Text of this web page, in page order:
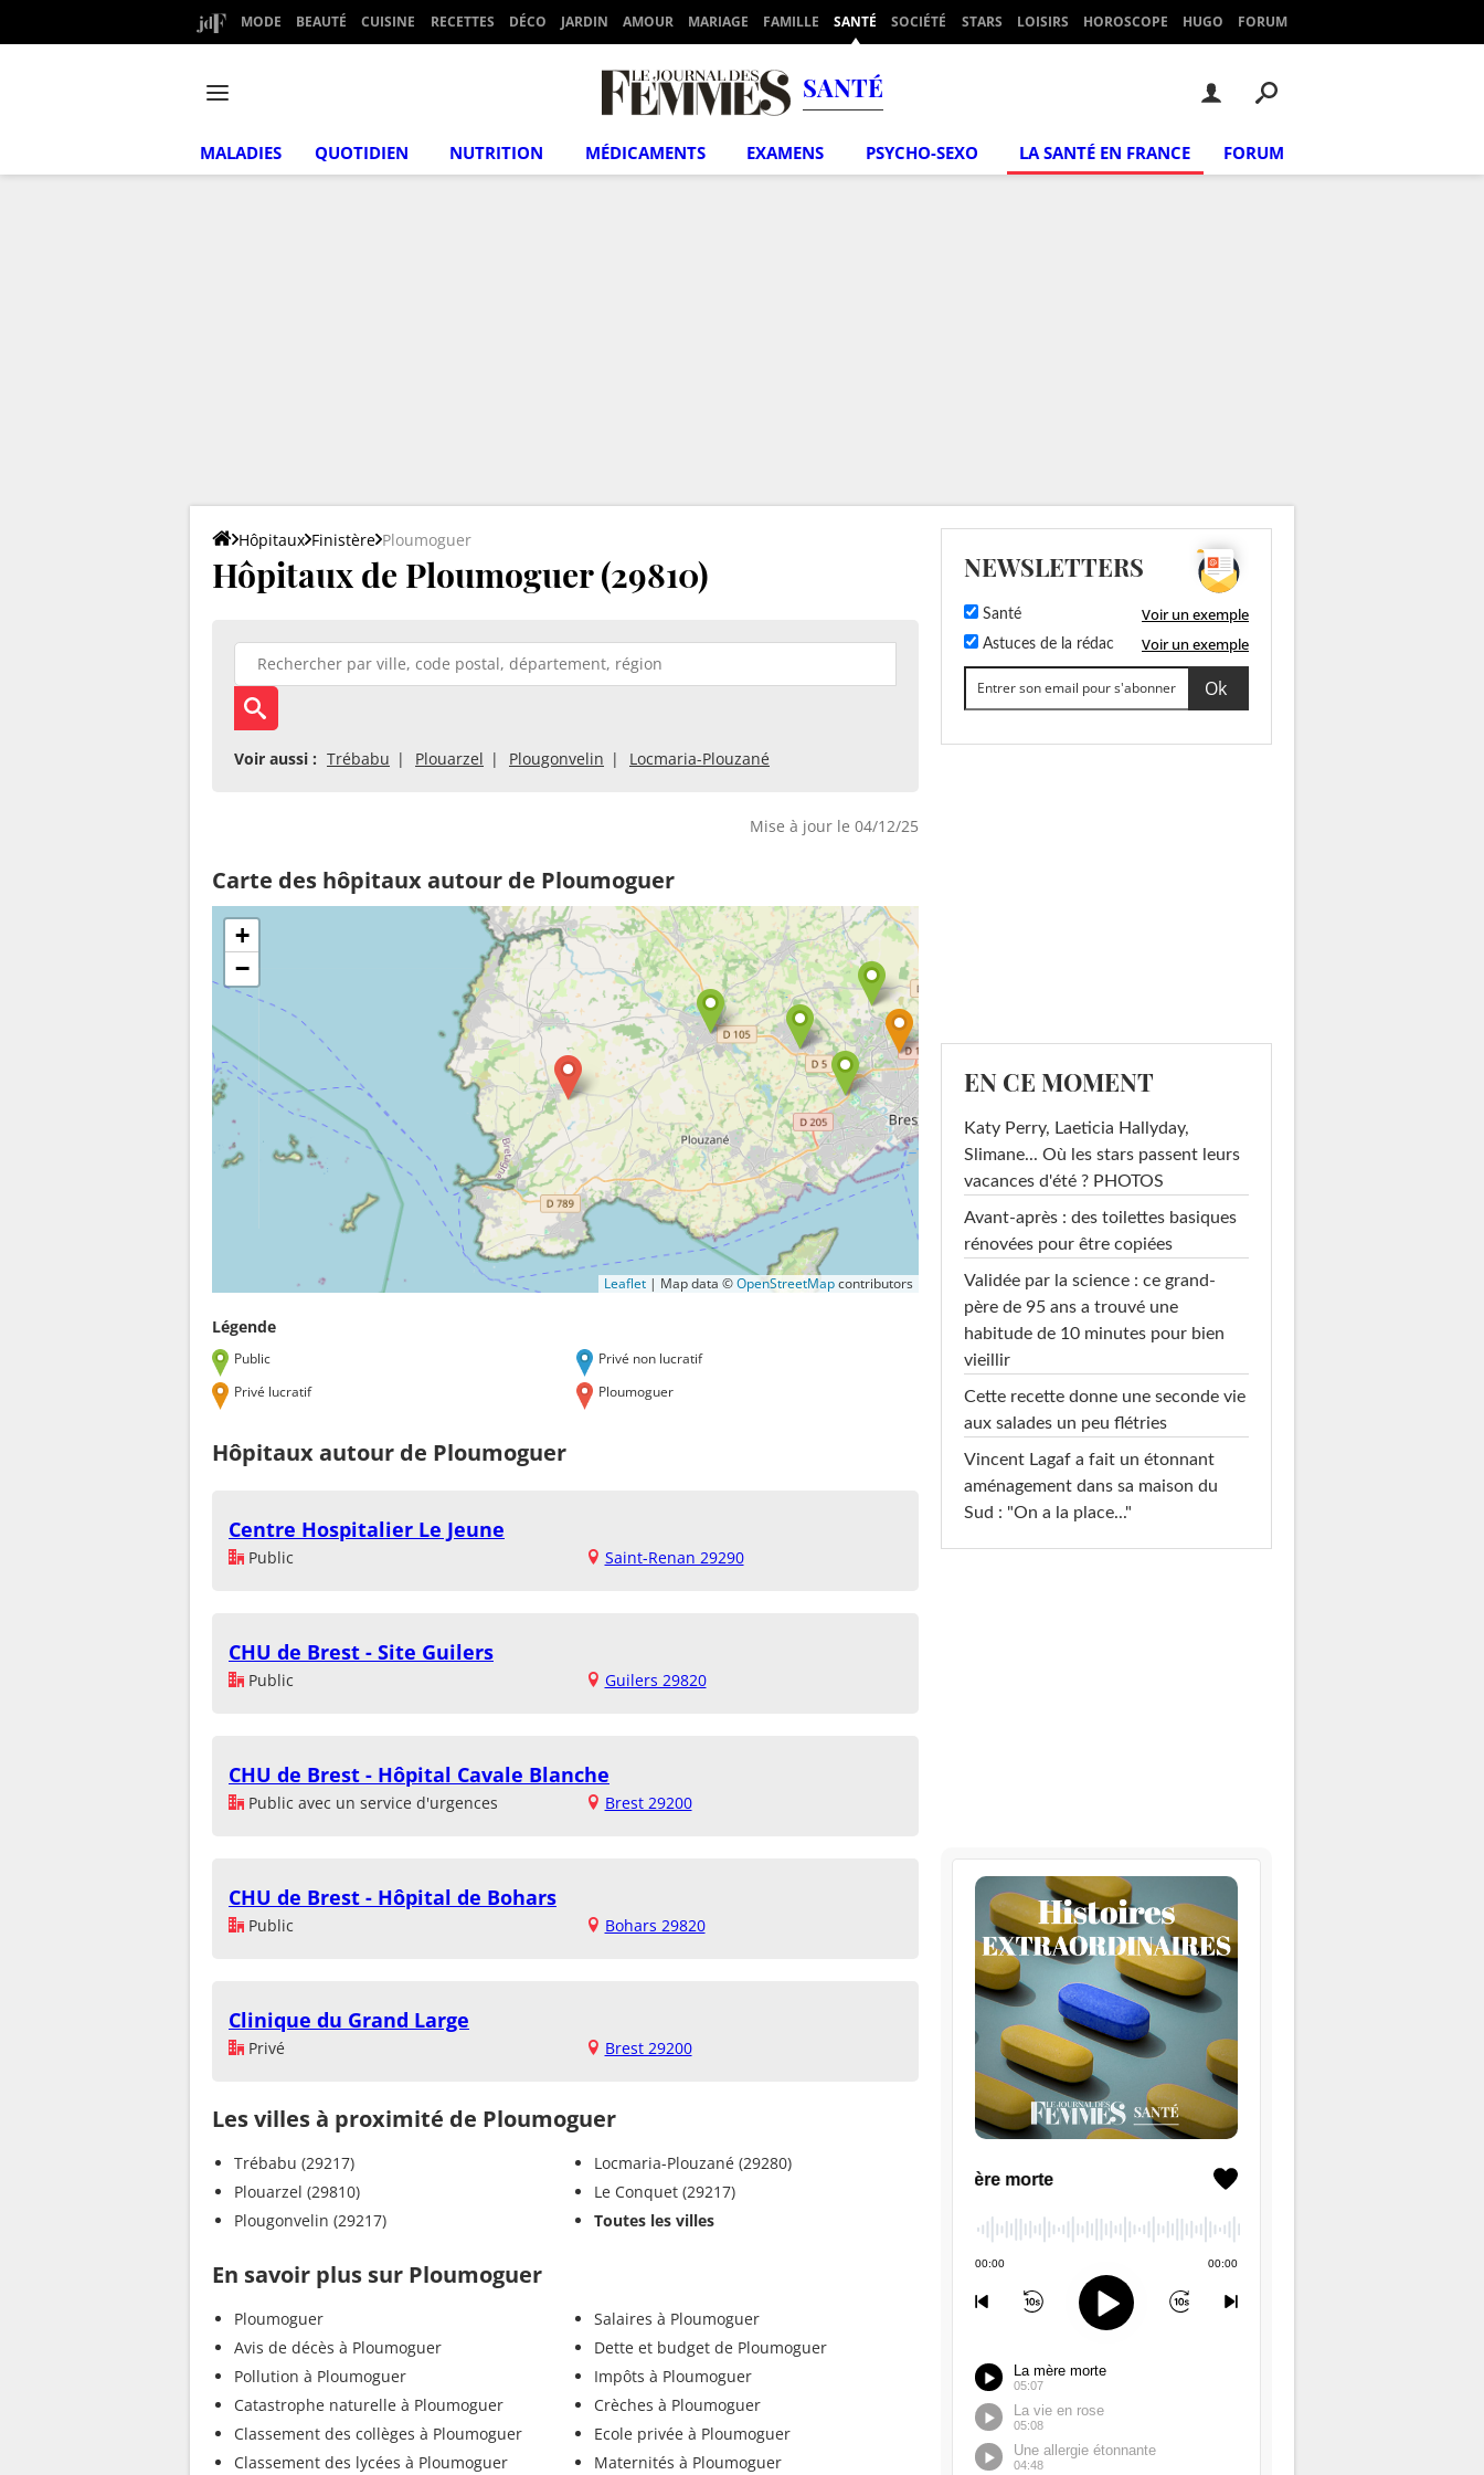
MODE BEAUTÉ CUISINE RECETTES DÉCO JARDIN AMOUR MARIAGE FAMILLE SANTÉ SOCIÉTÉ STARS LOISIRS HOROSCOPE HUGO FORUM
SANTÉ
MALADIES QUOTIDIEN NUTRITION MÉDICAMENTS EXAMENS PSYCHO-SEXO LA SANTÉ EN FRANCE FORUM
Hôpitaux Finistère Ploumoguer
Hôpitaux de Ploumoguer (29810)
Voir aussi : Trébabu Plouarzel Plougonvelin Locmaria-Plouzané
Mise à jour le 04/12/25
Carte des hôpitaux autour de Ploumoguer
+
−
Leaflet | Map data ©OpenStreetMapcontributors
Légende
Public
Privé non lucratif
Privé lucratif
Ploumoguer
Hôpitaux autour de Ploumoguer
Centre Hospitalier Le Jeune
Public Saint-Renan 29290
CHU de Brest - Site Guilers
Public Guilers 29820
CHU de Brest - Hôpital Cavale Blanche
Public avec un service d'urgences Brest 29200
CHU de Brest - Hôpital de Bohars
Public Bohars 29820
Clinique du Grand Large
Privé Brest 29200
Les villes à proximité de Ploumoguer
Trébabu (29217)
Plouarzel (29810)
Plougonvelin (29217)
Locmaria-Plouzané (29280)
Le Conquet (29217)
Toutes les villes
En savoir plus sur Ploumoguer
Ploumoguer
Avis de décès à Ploumoguer
Pollution à Ploumoguer
Catastrophe naturelle à Ploumoguer
Classement des collèges à Ploumoguer
Classement des lycées à Ploumoguer
Salaires à Ploumoguer
Dette et budget de Ploumoguer
Impôts à Ploumoguer
Crèches à Ploumoguer
Ecole privée à Ploumoguer
Maternités à Ploumoguer
NEWSLETTERS
Santé Voir un exemple
Astuces de la rédac Voir un exemple
EN CE MOMENT
Katy Perry, Laeticia Hallyday,
Slimane... Où les stars passent leurs
vacances d'été ? PHOTOS
Avant-après : des toilettes basiques
rénovées pour être copiées
Validée par la science : ce grand-
père de 95 ans a trouvé une
habitude de 10 minutes pour bien
vieillir
Cette recette donne une seconde vie
aux salades un peu flétries
Vincent Lagaf a fait un étonnant
aménagement dans sa maison du
Sud : "On a la place..."